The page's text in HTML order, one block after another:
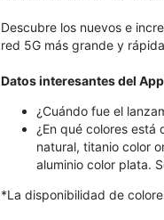
Descubre los nuevos e
red 5G más grande y
Datos interesantes del
¿Cuándo fue el
¿En qué colores está
natural, titanio color
aluminio color plata.
*La disponibilidad de